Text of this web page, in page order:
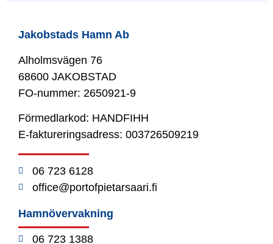
Jakobstads Hamn Ab
Alholmsvägen 76
68600 JAKOBSTAD
FO-nummer: 2650921-9
Förmedlarkod: HANDFIHH
E-faktureringsadress: 003726509219
06 723 6128
office@portofpietarsaari.fi
Hamnövervakning
06 723 1388